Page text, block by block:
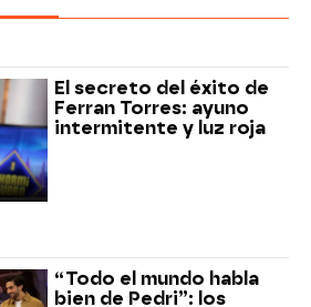
El secreto del éxito de
Ferran Torres: ayuno
intermitente y luz roja
“Todo el mundo habla
bien de Pedri”: los